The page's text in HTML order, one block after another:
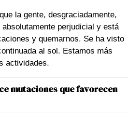
la gente, desgraciadamente,
perjudicial y está
y quemarnos. Se ha visto
al sol. Estamos más
actividades.
mutaciones que favorecen